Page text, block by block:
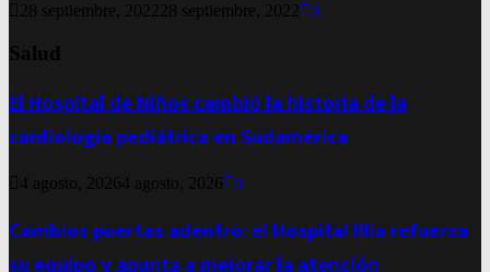
28 septiembre, 2022 28 septiembre, 2022 0
Salud
El Hospital de Niños cambió la historia de la
cardiología pediátrica en Sudamérica
4 agosto, 20264 agosto, 2026 0
Cambios puertas adentro: el Hospital Illia refuerza
su equipo y apunta a mejorar la atención